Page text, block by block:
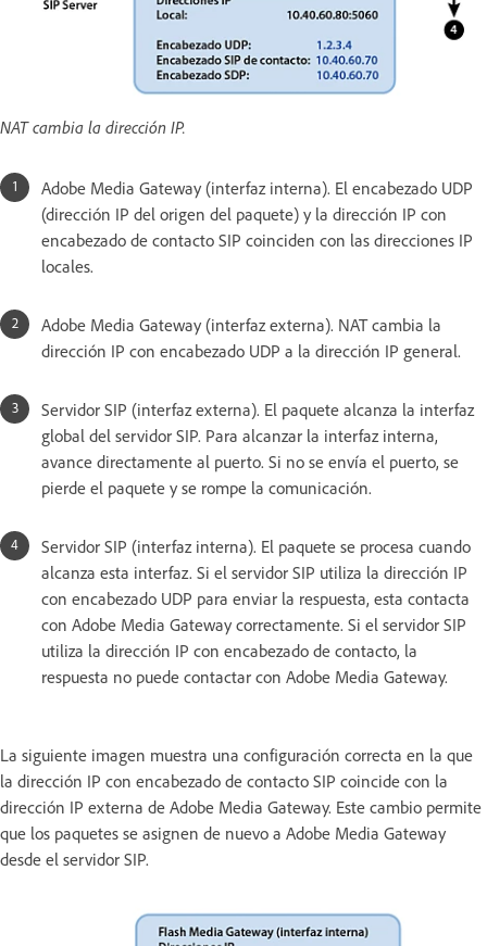
NAT cambia la dirección IP.
Adobe Media Gateway (interfaz interna). El encabezado UDP
(dirección IP del origen del paquete) y la dirección IP con
encabezado de contacto SIP coinciden con las direcciones IP
locales.
Adobe Media Gateway (interfaz externa). NAT cambia la
dirección IP con encabezado UDP a la dirección IP general.
Servidor SIP (interfaz externa). El paquete alcanza la interfaz
global del servidor SIP. Para alcanzar la interfaz interna,
avance directamente al puerto. Si no se envía el puerto, se
pierde el paquete y se rompe la comunicación.
Servidor SIP (interfaz interna). El paquete se procesa cuando
alcanza esta interfaz. Si el servidor SIP utiliza la dirección IP
con encabezado UDP para enviar la respuesta, esta contacta
con Adobe Media Gateway correctamente. Si el servidor SIP
utiliza la dirección IP con encabezado de contacto, la
respuesta no puede contactar con Adobe Media Gateway.
La siguiente imagen muestra una configuración correcta en la que
la dirección IP con encabezado de contacto SIP coincide con la
dirección IP externa de Adobe Media Gateway. Este cambio permite
que los paquetes se asignen de nuevo a Adobe Media Gateway
desde el servidor SIP.